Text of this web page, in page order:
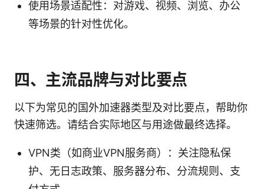
使用场景适配性：对游戏、视频、浏览、办公
等场景的针对性优化。
四、主流品牌与对比要点
以下为常见的国外加速器类型及对比要点，帮助你
快速筛选。请结合实际地区与用途做最终选择。
VPN类（如商业VPN服务商）：关注隐私保
护、无日志政策、服务器分布、分流规则、支